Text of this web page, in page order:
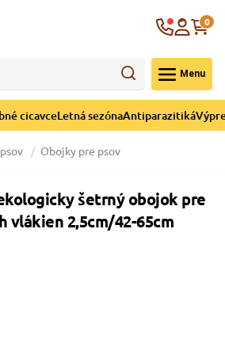
Menu
0
cicavceLetná sezónaAntiparazitiká
Obojky pre psov
šetrný obojok pre
vlákien 2,5cm/42-65cm